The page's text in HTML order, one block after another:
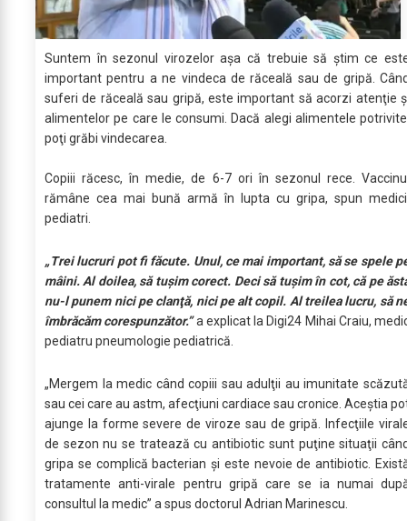
Suntem în sezonul virozelor aşa că trebuie să ştim ce
important pentru a ne vindeca de răceală sau de gripă.
suferi de răceală sau gripă, este important să acorzi atenţie
alimentelor pe care le consumi. Dacă alegi alimentele
poţi grăbi vindecarea.
Copiii răcesc, în medie, de 6-7 ori în sezonul rece.
rămâne cea mai bună armă în lupta cu gripa, spun
pediatri.
„Trei lucruri pot fi făcute. Unul, ce mai important, să se spele
mâini. Al doilea, să tuşim corect. Deci să tuşim în cot, că pe
nu-l punem nici pe clanţă, nici pe alt copil. Al treilea lucru, să
îmbrăcăm corespunzător.”a explicat la Digi24 Mihai Craiu,
pediatru pneumologie pediatrică.
„Mergem la medic când copiii sau adulţii au imunitate
sau cei care au astm, afecţiuni cardiace sau cronice. Aceştia
ajunge la forme severe de viroze sau de gripă. Infecţiile
de sezon nu se tratează cu antibiotic sunt puţine situaţii
gripa se complică bacterian şi este nevoie de antibiotic.
tratamente anti-virale pentru gripă care se ia numai
consultul la medic” a spus doctorul Adrian Marinescu.